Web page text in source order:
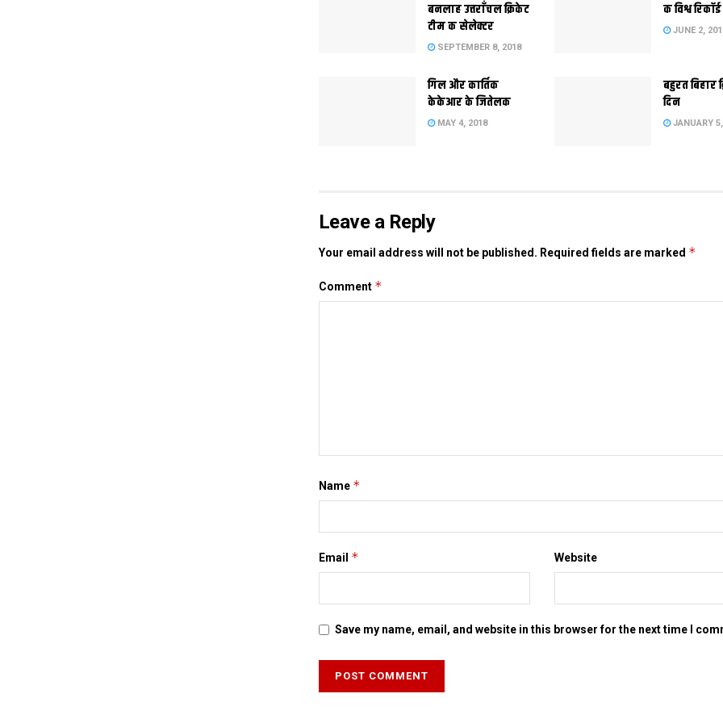
बनलाह उत्तराँचल क्रिकेट
टीम क सेलेक्टर
SEPTEMBER 8, 2018
क विश्व रिकॉर्ड
JUNE 2,
गिल और कार्तिक
केकेआर के जितेलक
MAY 4, 2018
बहुरत बिहार
दिन
JANUARY
Leave a Reply
Your email address will not be published. Required fields are marked *
Comment *
Name *
Email * Website
Save my name, email, and website in this browser for the next time I